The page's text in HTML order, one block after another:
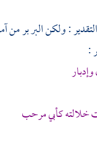
: ولكن البر بر
:
كأبي مرحب